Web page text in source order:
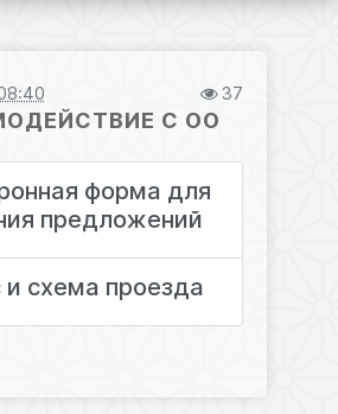
37
С ОО
форма для
предложений
схема проезда